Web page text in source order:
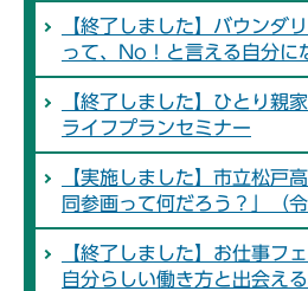
【終了しました】バウンダ
って、No！と言える自分に
【終了しました】ひとり親
ライフプランセミナー
【実施しました】市立松戸
同参画って何だろう？」（令
【終了しました】お仕事フ
自分らしい働き方と出会え